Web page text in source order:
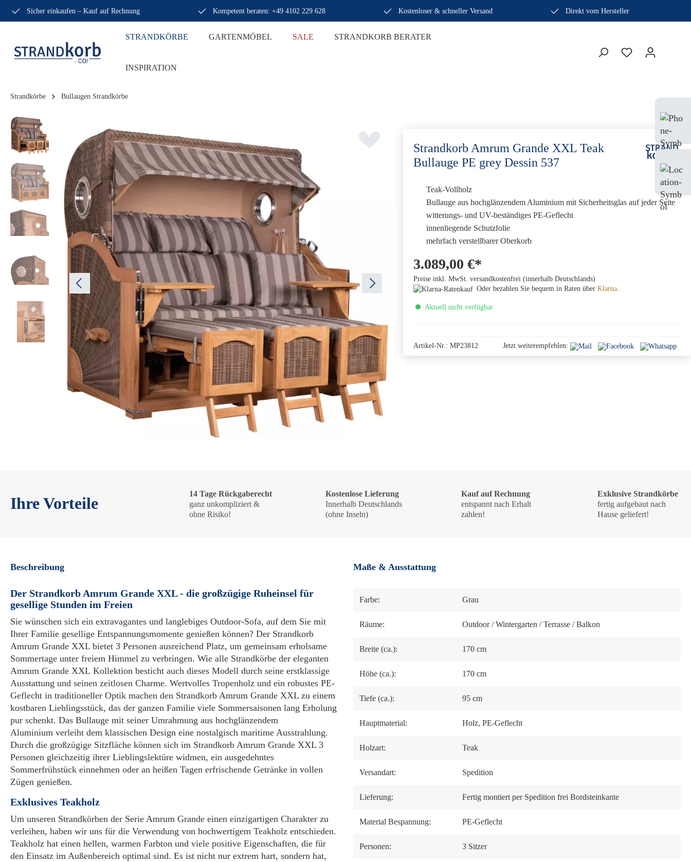
Sicher einkaufen – Kauf auf Rechnung Kompetent beraten: +49 4102 229 628 Kostenloser & schneller Versand Direkt vom Hersteller
STRANDKÖRBE GARTENMÖBEL SALE STRANDKORB BERATER
INSPIRATION
Strandkörbe Bullaugen Strandkörbe
Strandkorb Amrum Grande XXL Teak
Bullauge PE grey Dessin 537
Teak-Vollholz
Bullauge aus hochglänzendem Aluminium mit Sicherheitsglas auf jeder Seite
witterungs- und UV-beständiges PE-Geflecht
innenliegende Schutzfolie
mehrfach verstellbarer Oberkorb
3.089,00 €*
Preise inkl. MwSt. versandkostenfrei (innerhalb Deutschlands)
Oder bezahlen Sie bequem in Raten über Klarna.
Aktuell nicht verfügbar
Artikel-Nr.: MP23812 Jetzt weiterempfehlen:
Ihre Vorteile
14 Tage Rückgaberecht
ganz unkompliziert &
ohne Risiko!
Kostenlose Lieferung
Innerhalb Deutschlands
(ohne Inseln)
Kauf auf Rechnung
entspannt nach Erhalt
zahlen!
Exklusive Strandkörbe
fertig aufgebaut nach
Hause geliefert!
Beschreibung
Der Strandkorb Amrum Grande XXL - die großzügige Ruheinsel für
gesellige Stunden im Freien
Sie wünschen sich ein extravagantes und langlebiges Outdoor-Sofa, auf dem Sie mit
Ihrer Familie gesellige Entspannungsmomente genießen können? Der Strandkorb
Amrum Grande XXL bietet 3 Personen ausreichend Platz, um gemeinsam erholsame
Sommertage unter freiem Himmel zu verbringen. Wie alle Strandkörbe der eleganten
Amrum Grande XXL Kollektion besticht auch dieses Modell durch seine erstklassige
Ausstattung und seinen zeitlosen Charme. Wertvolles Tropenholz und ein robustes PE-
Geflecht in traditioneller Optik machen den Strandkorb Amrum Grande XXL zu einem
kostbaren Lieblingsstück, das der ganzen Familie viele Sommersaisonen lang Erholung
pur schenkt. Das Bullauge mit seiner Umrahmung aus hochglänzendem
Aluminium verleiht dem klassischen Design eine nostalgisch maritime Ausstrahlung.
Durch die großzügige Sitzfläche können sich im Strandkorb Amrum Grande XXL 3
Personen gleichzeitig ihrer Lieblingslektüre widmen, ein ausgedehntes
Sommerfrühstück einnehmen oder an heißen Tagen erfrischende Getränke in vollen
Zügen genießen.
Exklusives Teakholz
Um unseren Strandkörben der Serie Amrum Grande einen einzigartigen Charakter zu
verleihen, haben wir uns für die Verwendung von hochwertigem Teakholz entschieden.
Teakholz hat einen hellen, warmen Farbton und viele positive Eigenschaften, die für
den Einsatz im Außenbereich optimal sind. Es ist nicht nur extrem hart, sondern hat,
Maße & Ausstattung
Farbe: Grau
Räume: Outdoor / Wintergarten / Terrasse / Balkon
Breite (ca.): 170 cm
Höhe (ca.): 170 cm
Tiefe (ca.): 95 cm
Hauptmaterial: Holz, PE-Geflecht
Holzart: Teak
Versandart: Spedition
Lieferung: Fertig montiert per Spedition frei Bordsteinkante
Material Bespannung: PE-Geflecht
Personen: 3 Sitzer